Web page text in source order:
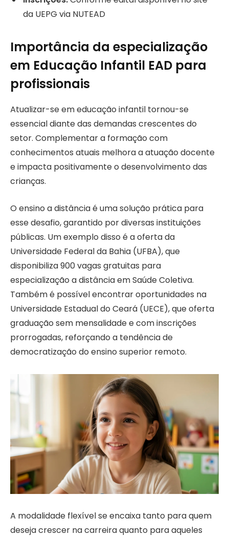
da UEPG via NUTEAD
Importância da especialização
em Educação Infantil EAD para
profissionais
Atualizar-se em educação infantil tornou-se
essencial diante das demandas crescentes do
setor. Complementar a formação com
conhecimentos atuais melhora a atuação docente
e impacta positivamente o desenvolvimento das
crianças.
O ensino a distância é uma solução prática para
esse desafio, garantido por diversas instituições
públicas. Um exemplo disso é a oferta da
Universidade Federal da Bahia (UFBA), que
disponibiliza 900 vagas gratuitas para
especialização a distância em Saúde Coletiva.
Também é possível encontrar oportunidades na
Universidade Estadual do Ceará (UECE), que oferta
graduação sem mensalidade e com inscrições
prorrogadas, reforçando a tendência de
democratização do ensino superior remoto.
A modalidade flexível se encaixa tanto para quem
deseja crescer na carreira quanto para aqueles